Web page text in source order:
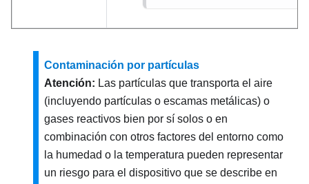
Contaminación por partículas
Atención: Las partículas que transporta el aire
(incluyendo partículas o escamas metálicas) o
gases reactivos bien por sí solos o en
combinación con otros factores del entorno como
la humedad o la temperatura pueden representar
un riesgo para el dispositivo que se describe en